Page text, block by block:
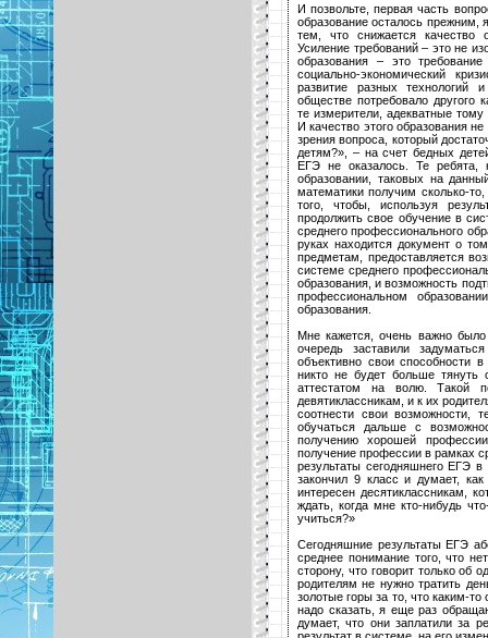
И позвольте, первая часть
образование осталось прежним,
тем, что снижается качество
Усиление требований – это не
образования – это
социально-экономический
развитие разных
обществе потребовало другого
те измерители, адекватные
И качество этого образования
зрения вопроса, который
детям?», – на счет бедных
ЕГЭ не оказалось. Те ребята,
образовании, таковых на
математики получим сколько-
того, чтобы, используя
продолжить свое обучение в
среднего профессионального
руках находится документ о
предметам, предоставляется
системе среднего
образования, и возможность
профессиональном
образования.
Мне кажется, очень важно
очередь заставили
объективно свои способности
никто не будет больше тянуть
аттестатом на волю. Такой
девятиклассникам, и к их
соотнести свои возможности,
обучаться дальше с
получению хорошей
получение профессии в рамках
результаты сегодняшнего ЕГЭ
закончил 9 класс и думает,
интересен десятиклассникам,
ждать, когда мне кто-нибудь
учиться?»
Сегодняшние результаты ЕГЭ
среднее понимание того, что
сторону, что говорит только об
родителям не нужно тратить
золотые горы за то, что каким-то
надо сказать, я еще раз
думает, что они заплатили за